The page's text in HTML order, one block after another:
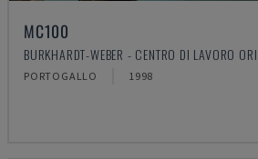
MC100
BURKHARDT-WEBER - CENTRO DI LAVORO
PORTOGALLO 1998